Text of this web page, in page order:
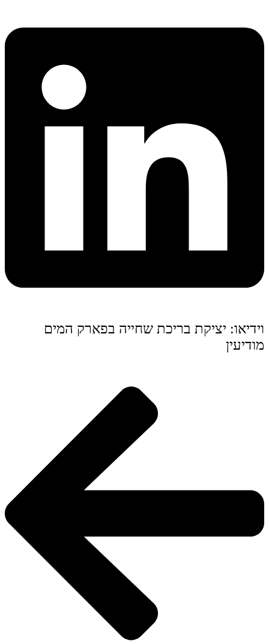
וידיאו: יציקת בריכת שחייה בפארק המים
מודיעין